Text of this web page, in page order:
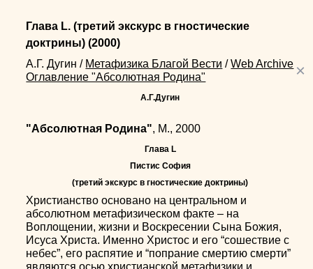
×
Глава L. (третий экскурс в гностические
доктрины) (2000)
А.Г. Дугин / Метафизика Благой Вести / Web Archive
Оглавление "Абсолютная Родина"
А.Г.Дугин
"Абсолютная Родина", М., 2000
Глава L
Пистис София
(третий экскурс в гностические доктрины)
Христианство основано на центральном и
абсолютном метафизическом факте – на
Воплощении, жизни и Воскресении Сына Божия,
Исуса Христа. Именно Христос и его “сошествие с
небес”, его распятие и “попрание смертию смерти”
являются осью христианской метафизики и